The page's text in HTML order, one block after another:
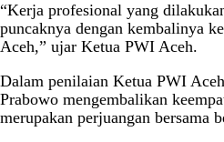
“Kerja profesional yang
puncaknya dengan kembalinya
Aceh,” ujar Ketua PWI Aceh.
Dalam penilaian Ketua PWI
Prabowo mengembalikan
merupakan perjuangan bersama